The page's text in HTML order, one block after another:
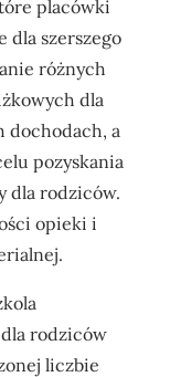
placówki
dla szerszego
różnych
dla
dochodach, a
pozyskania
dla rodziców.
opieki i
rodziców
liczbie